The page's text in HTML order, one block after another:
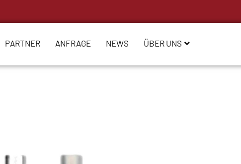
PARTNER ANFRAGE NEWS ÜBER UNS